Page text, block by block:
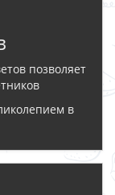
позволяет
в